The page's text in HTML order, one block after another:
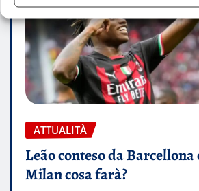
ATTUALITÀ
Leão conteso da
Milan cosa farà?